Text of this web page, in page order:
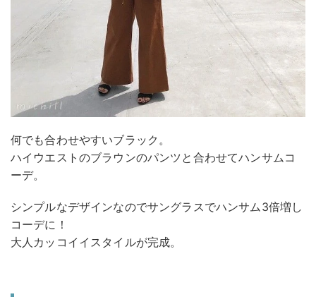
何でも合わせやすいブラック。
ハイウエストのブラウンのパンツと合わせてハンサムコ
ーデ。
シンプルなデザインなのでサングラスでハンサム3倍増し
コーデに！
大人カッコイイスタイルが完成。